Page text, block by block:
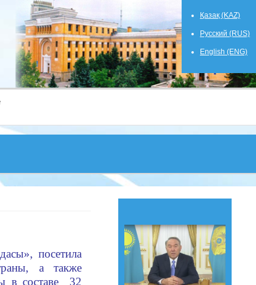
Қазақ (KAZ)
Русский (RUS)
English (ENG)
», посетила
а также
в составе 32